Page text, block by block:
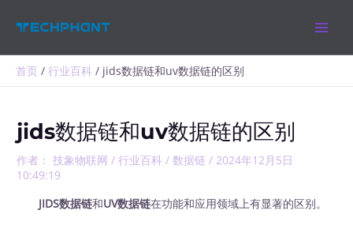
首页 行业百科 jids数据链和uv数据链的区别
jids数据链和uv数据链的区别
作者： 技象物联网/行业百科 /数据链 /2024年12月5日
10:49:19
JIDS数据链和UV数据链在功能和应用领域上有显著的区别。